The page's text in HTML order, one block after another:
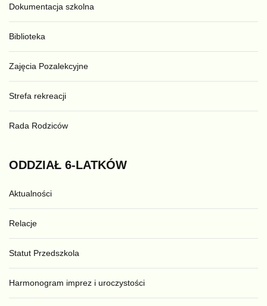
Dokumentacja szkolna
Biblioteka
Zajęcia Pozalekcyjne
Strefa rekreacji
Rada Rodziców
ODDZIAŁ 6-LATKÓW
Aktualności
Relacje
Statut Przedszkola
Harmonogram imprez i uroczystości